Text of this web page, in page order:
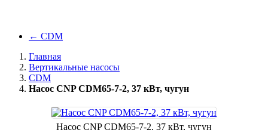
← CDM
Главная
Вертикальные насосы
CDM
Насос CNP CDM65-7-2, 37 кВт, чугун
Насос CNP CDM65-7-2, 37 кВт, чугун